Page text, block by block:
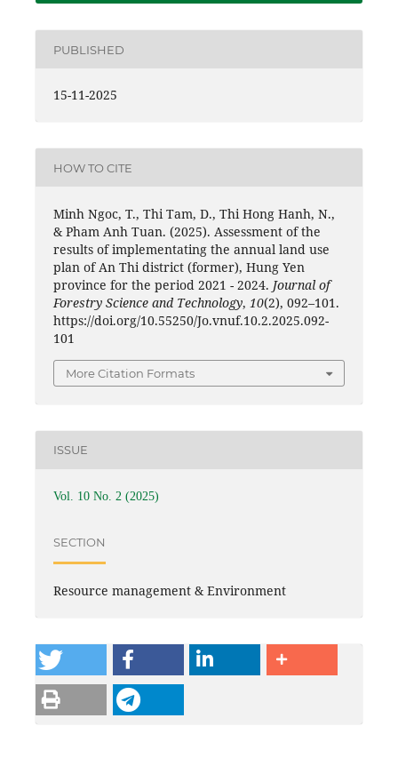
PUBLISHED
15-11-2025
HOW TO CITE
Minh Ngoc, T., Thi Tam, D., Thi Hong Hanh, N.,
& Pham Anh Tuan. (2025). Assessment of the
results of implementating the annual land use
plan of An Thi district (former), Hung Yen
province for the period 2021 - 2024. Journal of
Forestry Science and Technology, 10(2), 092–101.
https://doi.org/10.55250/Jo.vnuf.10.2.2025.092-
101
More Citation Formats
ISSUE
Vol. 10 No. 2 (2025)
SECTION
Resource management & Environment